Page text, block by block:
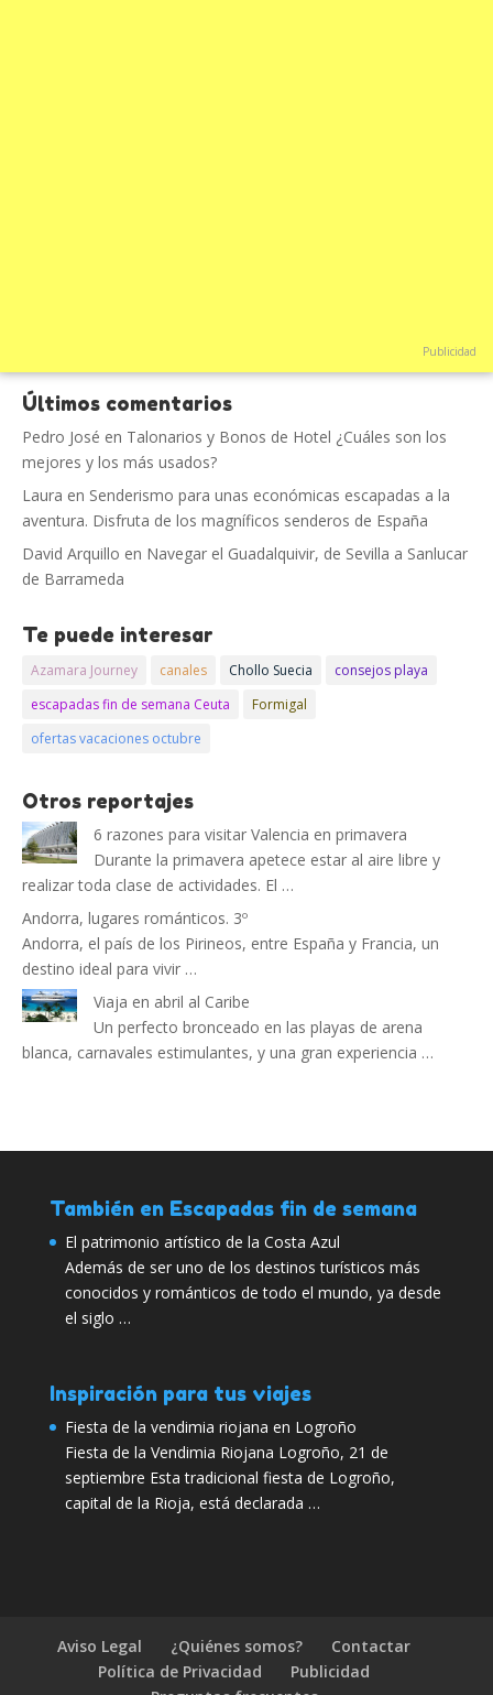
Publicidad
Últimos comentarios
Pedro José en Talonarios y Bonos de Hotel ¿Cuáles son los
mejores y los más usados?
Laura en Senderismo para unas económicas escapadas a la
aventura. Disfruta de los magníficos senderos de España
David Arquillo en Navegar el Guadalquivir, de Sevilla a Sanlucar
de Barrameda
Te puede interesar
Azamara Journey canales Chollo Suecia
consejos playa
escapadas fin de semana Ceuta
Formigal
ofertas vacaciones octubre
Otros reportajes
6 razones para visitar Valencia en primavera
Durante la primavera apetece estar al aire libre y
realizar toda clase de actividades. El …
Andorra, lugares románticos. 3º
Andorra, el país de los Pirineos, entre España y Francia, un
destino ideal para vivir …
Viaja en abril al Caribe
Un perfecto bronceado en las playas de arena
blanca, carnavales estimulantes, y una gran experiencia …
También en Escapadas fin de semana
El patrimonio artístico de la Costa Azul
Además de ser uno de los destinos turísticos más
conocidos y románticos de todo el mundo, ya desde
el siglo …
Inspiración para tus viajes
Fiesta de la vendimia riojana en Logroño
Fiesta de la Vendimia Riojana Logroño, 21 de
septiembre Esta tradicional fiesta de Logroño,
capital de la Rioja, está declarada …
Aviso Legal ¿Quiénes somos?
Contactar
Política de Privacidad
Publicidad